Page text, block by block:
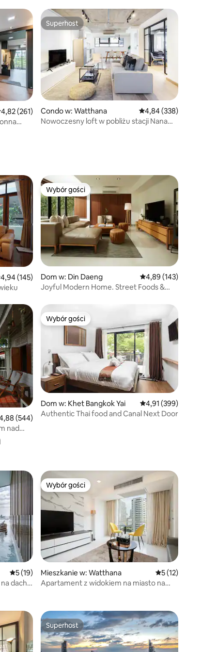
/ duży
/
+4
ocena: 4,82 na 5, liczba recenzji: 261
4,82 (261)
Superhost
Superhost
Condo w: Watthana Średnia ocena: 4,84
4,84 (338)
Nowoczesny loft w pobliżu stacji Nana
ocena: 4,94 na 5, liczba recenzji: 145
4,94 (145)
Wybór gości
Wybór gości
Dom w: Din Daeng Średnia ocena: 4,89
4,89 (143)
Joyful Modern Home. Street Foods &
ocena: 4,88 na 5, liczba recenzji: 544
(544)
nad
Wybór gości
Wybór gości
Dom w: Khet Bangkok Yai Średnia ocena: 4,91
4,91 (399)
Authentic Thai food and Canal Next Door
Średnia ocena: 5 na 5, liczba recenzji: 19
5 (19)
dachu
Wybór gości
Wybór gości
Mieszkanie w: Watthana Średnia ocena: 5
5 (12)
Apartament z widokiem na miasto na
Superhost
Superhost